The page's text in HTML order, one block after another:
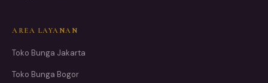
AREA LAYANAN
Toko Bunga Jakarta
Toko Bunga Bogor